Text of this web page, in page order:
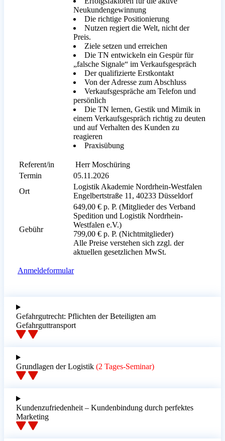
Neukundengewinnung
Die richtige Positionierung
Nutzen regiert die Welt, nicht der
Preis.
Ziele setzen und erreichen
Die TN entwickeln ein Gespür für
„falsche Signale“ im Verkaufsgespräch
Der qualifizierte Erstkontakt
Von der Adresse zum Abschluss
Verkaufsgespräche am Telefon und
persönlich
Die TN lernen, Gestik und Mimik in
einem Verkaufsgespräch richtig zu deuten
und auf Verhalten des Kunden zu
reagieren
Praxisübung
Referent/in
Herr Moschüring
Termin
05.11.2026
Ort
Logistik Akademie Nordrhein-Westfalen
Engelbertstraße 11, 40233 Düsseldorf
Gebühr
649,00 € p. P. (Mitglieder des Verband
Spedition und Logistik Nordrhein-
Westfalen e.V.)
799,00 € p. P. (Nichtmitglieder)
Alle Preise verstehen sich zzgl. der
aktuellen gesetzlichen MwSt.
Anmeldeformular
Gefahrgutrecht: Pflichten der Beteiligten am
Gefahrguttransport
Grundlagen der Logistik (2 Tages-Seminar)
Kundenzufriedenheit – Kundenbindung durch perfektes
Marketing